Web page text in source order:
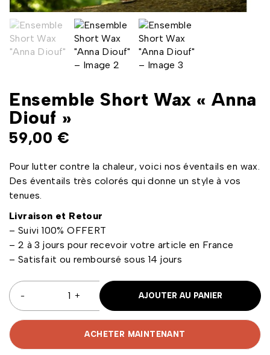
Ensemble Short Wax « Anna
Diouf »
59,00 €
Pour lutter contre la chaleur, voici nos éventails en wax.
Des éventails très colorés qui donne un style à vos
tenues.
Livraison et Retour
– Suivi 100% OFFERT
– 2 à 3 jours pour recevoir votre article en France
– Satisfait ou remboursé sous 14 jours
AJOUTER AU PANIER
ACHETER MAINTENANT